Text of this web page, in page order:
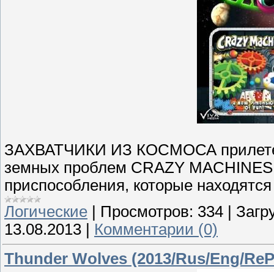
ЗАХВАТЧИКИ ИЗ КОСМОСА
земных проблем CRAZY MACHINES
приспособления, которые
Логические
Просмотров: 334
13.08.2013
Комментарии (0)
Thunder Wolves (2013/Rus/Eng/